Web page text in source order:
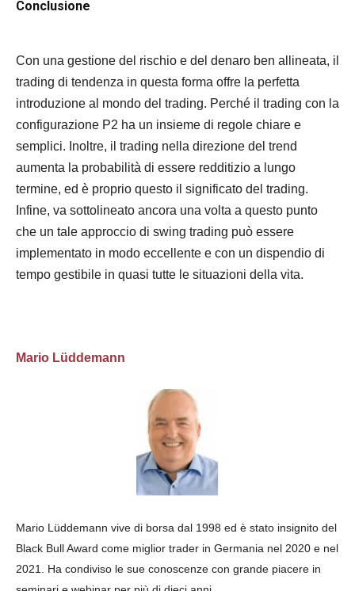
Conclusione
Con una gestione del rischio e del denaro ben allineata, il
trading di tendenza in questa forma offre la perfetta
introduzione al mondo del trading. Perché il trading con la
configurazione P2 ha un insieme di regole chiare e
semplici. Inoltre, il trading nella direzione del trend
aumenta la probabilità di essere redditizio a lungo
termine, ed è proprio questo il significato del trading.
Infine, va sottolineato ancora una volta a questo punto
che un tale approccio di swing trading può essere
implementato in modo eccellente e con un dispendio di
tempo gestibile in quasi tutte le situazioni della vita.
Mario Lüddemann
Mario Lüddemann vive di borsa dal 1998 ed è stato insignito del
Black Bull Award come miglior trader in Germania nel 2020 e nel
2021. Ha condiviso le sue conoscenze con grande piacere in